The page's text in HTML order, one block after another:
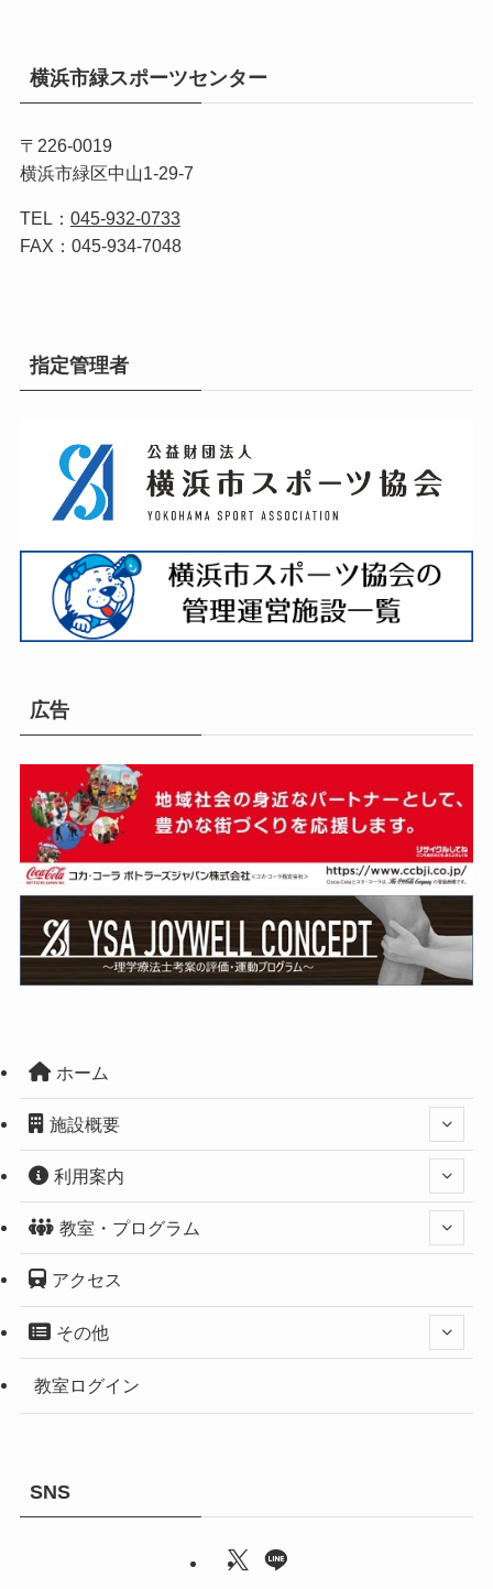
横浜市緑スポーツセンター
〒226-0019
横浜市緑区中山1-29-7
TEL： 045-932-0733
FAX：045-934-7048
指定管理者
広告
ホーム
施設概要
利用案内
教室・プログラム
アクセス
その他
教室ログイン
SNS